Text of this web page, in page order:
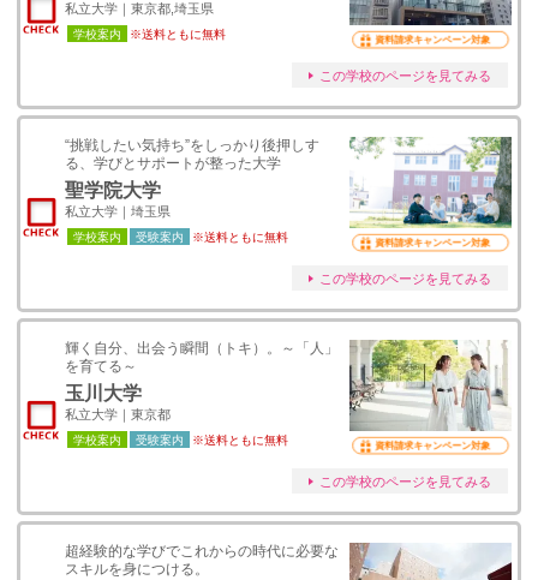
私立大学｜東京都,埼玉県
学校案内 ※送料ともに無料 資料請求キャンペーン対象
この学校のページを見てみる
“挑戦したい気持ち”をしっかり後押しす
る、学びとサポートが整った大学
聖学院大学
私立大学｜埼玉県
学校案内 受験案内 ※送料ともに無料 資料請求キャンペーン対象
この学校のページを見てみる
輝く自分、出会う瞬間（トキ）。～「人」
を育てる～
玉川大学
私立大学｜東京都
学校案内 受験案内 ※送料ともに無料 資料請求キャンペーン対象
この学校のページを見てみる
超経験的な学びでこれからの時代に必要な
スキルを身につける。